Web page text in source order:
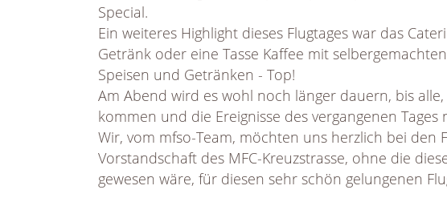
Special.
Ein weiteres Highlight dieses Flugtages war das
Getränk oder eine Tasse Kaffee mit
Speisen und Getränken - Top!
Am Abend wird es wohl noch länger dauern, bis
kommen und die Ereignisse des vergangenen Tages
Wir, vom mfso-Team, möchten uns herzlich bei
Vorstandschaft des MFC-Kreuzstrasse, ohne die
gewesen wäre, für diesen sehr schön gelungenen